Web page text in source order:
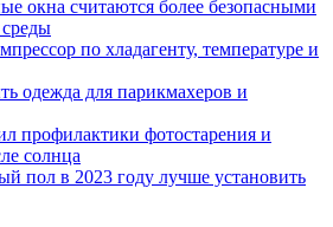
окна считаются более безопасными
по хладагенту, температуре и
одежда для парикмахеров и
профилактики фотостарения и
солнца
пол в 2023 году лучше установить